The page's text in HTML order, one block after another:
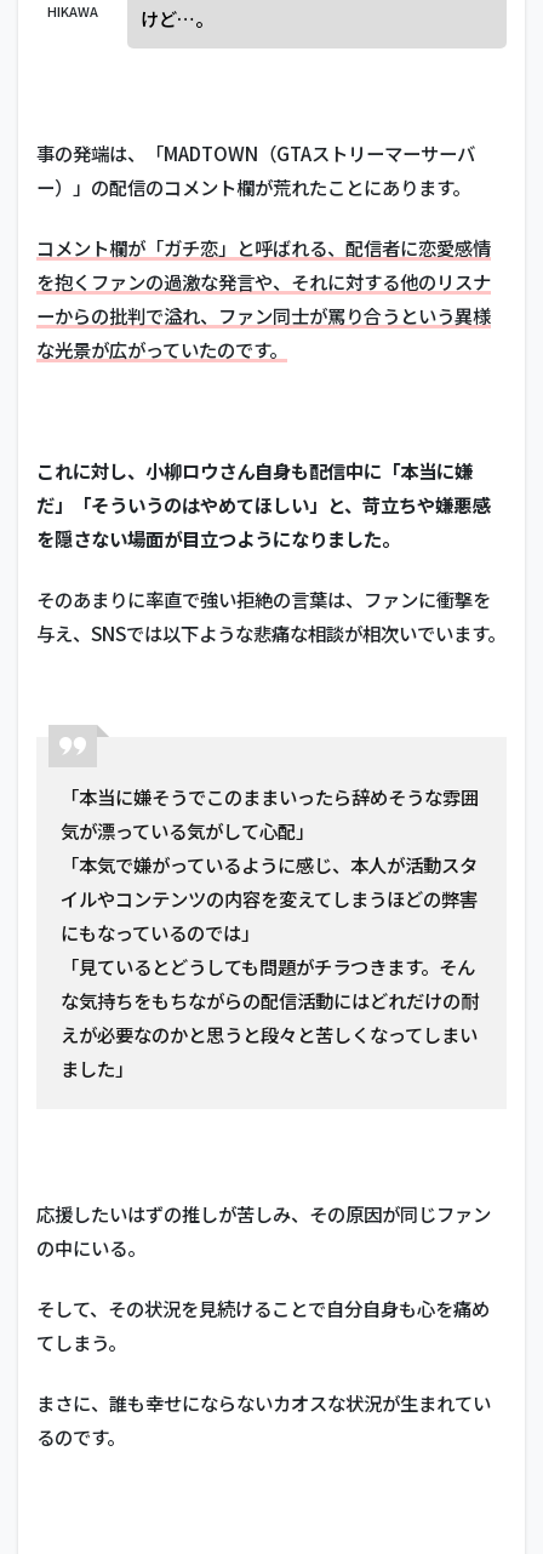
HIKAWA
けど…。
事の発端は、「MADTOWN（GTAストリーマーサーバ
ー）」の配信のコメント欄が荒れたことにあります。
コメント欄が「ガチ恋」と呼ばれる、配信者に恋愛感情
を抱くファンの過激な発言や、それに対する他のリスナ
ーからの批判で溢れ、ファン同士が罵り合うという異様
な光景が広がっていたのです。
これに対し、小柳ロウさん自身も配信中に「本当に嫌
だ」「そういうのはやめてほしい」と、苛立ちや嫌悪感
を隠さない場面が目立つようになりました。
そのあまりに率直で強い拒絶の言葉は、ファンに衝撃を
与え、SNSでは以下ような悲痛な相談が相次いでいます。
「本当に嫌そうでこのままいったら辞めそうな雰囲
気が漂っている気がして心配」
「本気で嫌がっているように感じ、本人が活動スタ
イルやコンテンツの内容を変えてしまうほどの弊害
にもなっているのでは」
「見ているとどうしても問題がチラつきます。そん
な気持ちをもちながらの配信活動にはどれだけの耐
えが必要なのかと思うと段々と苦しくなってしまい
ました」
応援したいはずの推しが苦しみ、その原因が同じファン
の中にいる。
そして、その状況を見続けることで自分自身も心を痛め
てしまう。
まさに、誰も幸せにならないカオスな状況が生まれてい
るのです。